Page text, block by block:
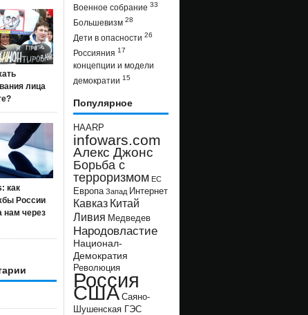
лица
как
России
нам через
Военное собрание 33
Большевизм 28
Дети в опасности 26
Россияния 17
концепции и модели
демократии 15
Популярное
HAARP
infowars.com
Алекс Джонс
Борьба с
терроризмом ЕС
Европа Запад Интернет
Кавказ Китай
Ливия Медведев
Народовластие
Национал-
Демократия
Революция
Россия
США Саяно-
Шушенская ГЭС